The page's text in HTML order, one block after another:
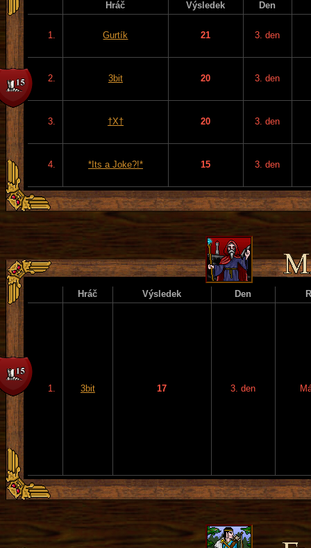
Hráč Výsledek Den
1. Gurtík 21 3. den
2. 3bit 20 3. den
3. †X† 20 3. den
4. *Its a Joke?!* 15 3. den
Hráč Výsledek Den
1. 3bit 17 3. den